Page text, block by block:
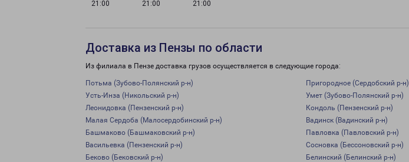
21:00
21:00
21:00
Доставка из Пензы по области
Из филиала в Пензе доставка грузов осуществляется в следующие города:
Потьма (Зубово-Полянский р-н) Пригородное (Сердобский р-н)
Усть-Инза (Никольский р-н)
Умет (Зубово-Полянский р-н)
Леонидовка (Пензенский р-н)
Кондоль (Пензенский р-н)
Малая Сердоба (Малосердобинский р-н)
Вадинск (Вадинский р-н)
Башмаково (Башмаковский р-н)
Павловка (Павловский р-н)
Васильевка (Пензенский р-н)
Сосновка (Бессоновский р-н)
Беково (Бековский р-н)
Белинский (Белинский р-н)